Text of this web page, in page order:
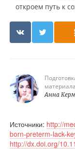
откроем путь к
материала
Анна
Источники: http://
born-preterm-lack-
http://dx.doi.org/